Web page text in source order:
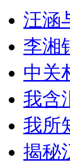
汪涵
李湘
中关
我含
我所
揭秘